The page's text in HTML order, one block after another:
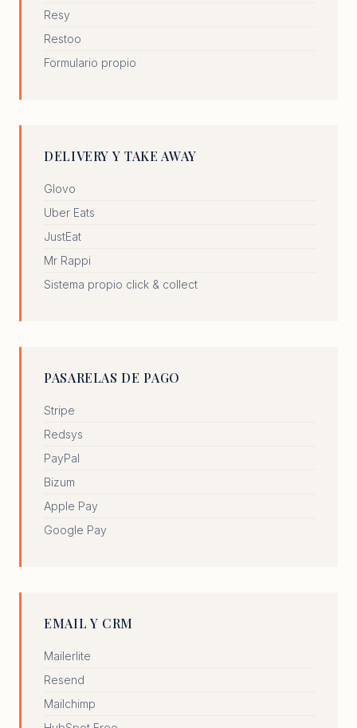
Resy
Restoo
Formulario propio
DELIVERY Y TAKE AWAY
Glovo
Uber Eats
JustEat
Mr Rappi
Sistema propio click & collect
PASARELAS DE PAGO
Stripe
Redsys
PayPal
Bizum
Apple Pay
Google Pay
EMAIL Y CRM
Mailerlite
Resend
Mailchimp